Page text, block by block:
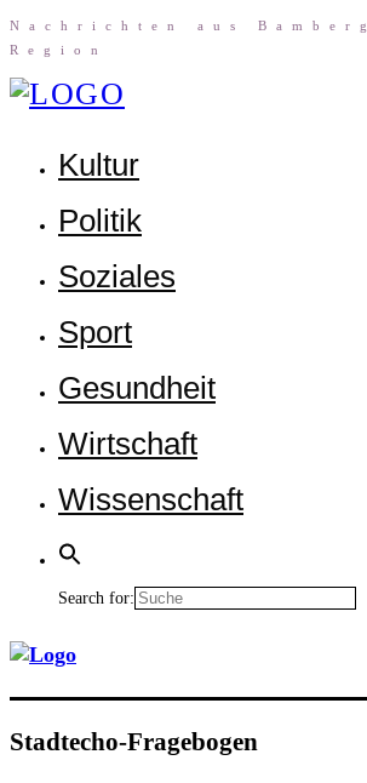
Nach­rich­ten aus
Region
Kul­tur
Poli­tik
Sozia­les
Sport
Gesund­heit
Wirt­schaft
Wis­sen­schaft
Search for:
Stadt­echo-Fra­ge­bo­gen